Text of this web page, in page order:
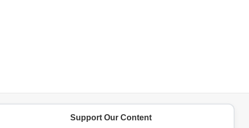
Support Our Content